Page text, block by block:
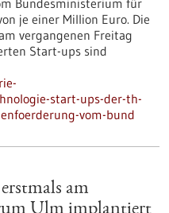
Bundesministerium für
je einer Million Euro. Die
vergangenen Freitag
Start-ups sind
start-ups-der-th-
vom-bund
am